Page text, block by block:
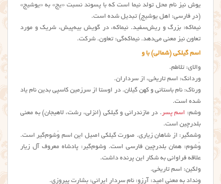
یوش نیز نام محل تولد نیما است که با پسوند نسبت «یج» به «یوشیج»
(در فارسی: اهل یوشیج) تبدیل شده است.
نیماکه: بزرگ و ریش‌سفید. نیماکه، در گویش بیه‌پیش، شریک و مورد
تعاون نیز معنی می‌دهد. نیماکه‌گی: تعاون. شرکت.
اسم گیلکی (شمالی) با و
والای: تلاطم.
وردانک: اسم تاریخی، از سرداران.
ورناک: نام باستانی و کهن گیلان. در اوستا از سرزمین کاسپی بدین نام یاد
شده است.
وشم: اسم پسر. در مازندرانی و گیلكی (انزلی، رشت، لاهیجان) به معنی
بلدرچین است.
وشمگیر: از شاهان زیاری. صورت گیلکی اصیل این اسم وُشوم‌گیر است.
وُشوم: همان بلدرچین فارسی است. وشوم‌گیر: پادشاه معروف آل زیار
علاقه فراوانی به شکار این پرنده داشت.
ولکین: اسم تاریخی.
ونداد به معنی امید: آرزو: نام سردار ایرانی: بشارت پیروزی.